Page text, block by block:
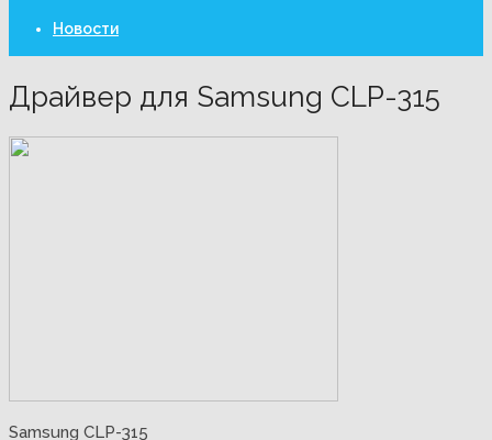
Новости
Драйвер для Samsung CLP-315
Samsung CLP-315